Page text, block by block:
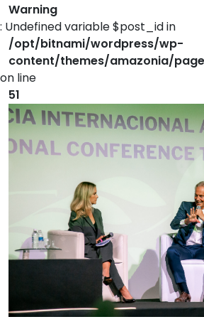
Warning
: Undefined variable $post_id in
/opt/bitnami/wordpress/wp-
content/themes/amazonia/
on line
51